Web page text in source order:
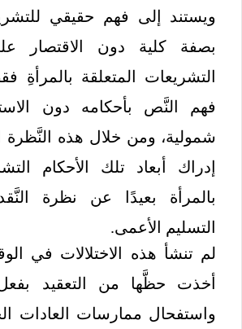
ويستند إلى فهم حقيقي
بصفة كلية دون الاقتصار
التشريعات المتعلقة بالمرأةِ
فهم النَّص بأحكامه دون
شمولية، ومن خلال هذه النَّظرة
إدراك أبعاد تلك الأحكام
بالمرأة بعيدًا عن نظرة
التسليم الأعمى.
لم تنشأ هذه الاختلالات في
أخذت حظَّها من التعقيد
واستفحال ممارسات العادات